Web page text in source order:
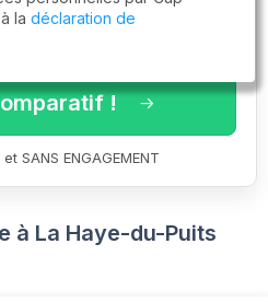
3 minutes !
!
SANS ENGAGEMENT
à La Haye-du-Puits
la déclaration de